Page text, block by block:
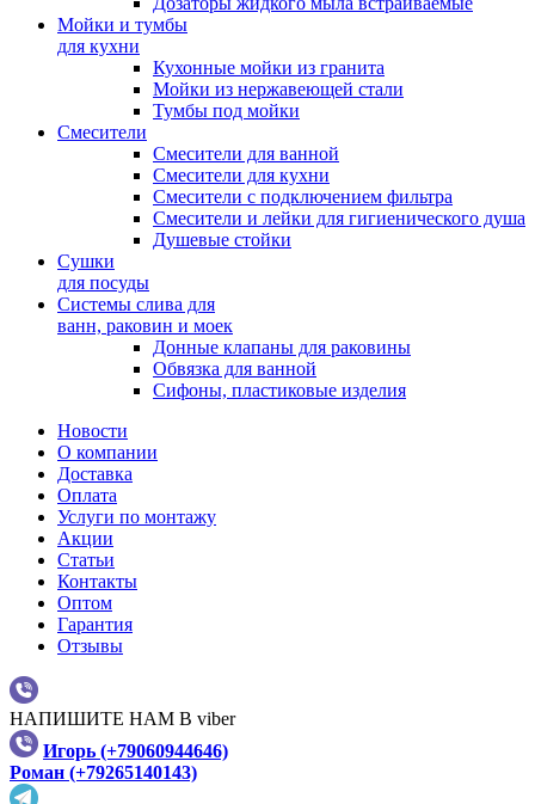
Мойки и тумбы
для кухни
Кухонные мойки из гранита
Мойки из нержавеющей стали
Тумбы под мойки
Смесители
Смесители для ванной
Смесители для кухни
Смесители с подключением фильтра
Cмесители и лейки для гигиенического душа
Душевые стойки
Сушки
для посуды
Системы слива для
ванн, раковин и моек
Донные клапаны для раковины
Обвязка для ванной
Сифоны, пластиковые изделия
Новости
О компании
Доставка
Оплата
Услуги по монтажу
Акции
Статьи
Контакты
Оптом
Гарантия
Отзывы
НАПИШИТЕ НАМ В viber
Игорь (+79060944646)
Роман (+79265140143)